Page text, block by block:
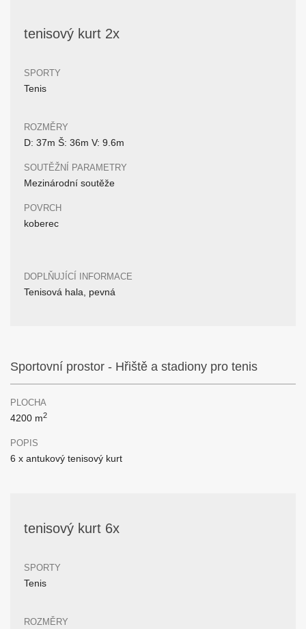
tenisový kurt 2x
SPORTY
Tenis
ROZMĚRY
D: 37m Š: 36m V: 9.6m
SOUTĚŽNÍ PARAMETRY
Mezinárodní soutěže
POVRCH
koberec
DOPLŇUJÍCÍ INFORMACE
Tenisová hala, pevná
Sportovní prostor - Hřiště a stadiony pro tenis
PLOCHA
4200 m2
POPIS
6 x antukový tenisový kurt
tenisový kurt 6x
SPORTY
Tenis
ROZMĚRY